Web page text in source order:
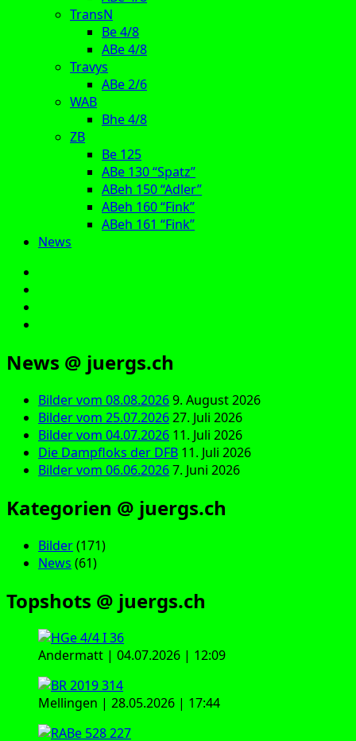
TransN
Be 4/8
ABe 4/8
Travys
ABe 2/6
WAB
Bhe 4/8
ZB
Be 125
ABe 130 “Spatz”
ABeh 150 “Adler”
ABeh 160 “Fink”
ABeh 161 “Fink”
News
News @ juergs.ch
Bilder vom 08.08.20269. August 2026
Bilder vom 25.07.202627. Juli 2026
Bilder vom 04.07.2026 11. Juli 2026
Die Dampfloks der DFB 11. Juli 2026
Bilder vom 06.06.20267. Juni 2026
Kategorien @ juergs.ch
Bilder(171)
News (61)
Topshots @ juergs.ch
Andermatt | 04.07.2026 | 12:09
Mellingen | 28.05.2026 | 17:44